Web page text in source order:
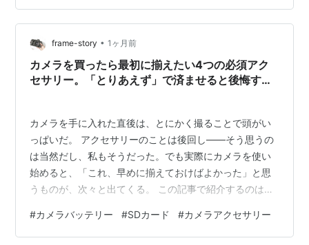
いときの症状別の原因と、自分でできる復旧手順をわか
りやすく解説します。まず「何もしない」ことが大切な
理由から始まり、症状に合わせたチェックリスト形式で
確認できるよう構成していますので、ぜひ順番に…
frame-story • 1ヶ月前
カメラを買ったら最初に揃えたい4つの必須アク
セサリー。「とりあえず」で済ませると後悔する
カメラを手に入れた直後は、とにかく撮ることで頭がい
っぱいだ。 アクセサリーのことは後回し——そう思うの
は当然だし、私もそうだった。でも実際にカメラを使い
始めると、「これ、早めに揃えておけばよかった」と思
うものが、次々と出てくる。 この記事で紹介するのは、
ロテクター、クリーニング用品、予備バッテリー。どれ
も地味で、カタログには載らない。でも、長くカメラを
#カメラバッテリー #SDカード #カメラアクセサリー